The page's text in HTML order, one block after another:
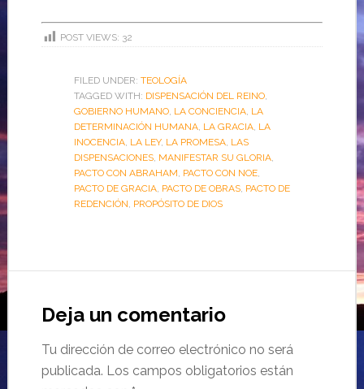
POST VIEWS: 32
FILED UNDER: TEOLOGÍA
TAGGED WITH: DISPENSACIÓN DEL REINO,
GOBIERNO HUMANO, LA CONCIENCIA, LA
DETERMINACIÓN HUMANA, LA GRACIA, LA
INOCENCIA, LA LEY, LA PROMESA, LAS
DISPENSACIONES, MANIFESTAR SU GLORIA,
PACTO CON ABRAHAM, PACTO CON NOE,
PACTO DE GRACIA, PACTO DE OBRAS, PACTO DE
REDENCIÓN, PROPÓSITO DE DIOS
Deja un comentario
Tu dirección de correo electrónico no será
publicada. Los campos obligatorios están